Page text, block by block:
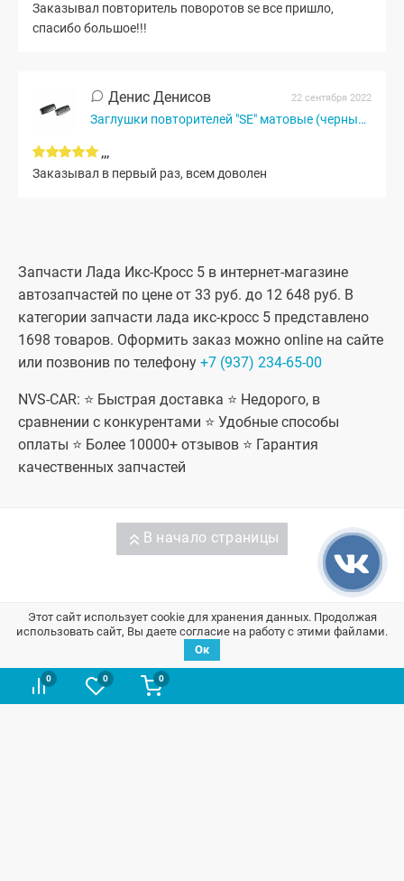
0 0 0
Заказывал повторитель поворотов se все пришло,
спасибо большое!!!
Денис Денисов 22 сентября 2022
Заглушки повторителей "SE" матовые (черный мат)
,,,
Заказывал в первый раз, всем доволен
Запчасти Лада Икс-Кросс 5 в интернет-магазине
автозапчастей по цене от 33 руб. до 12 648 руб. В
категории запчасти лада икс-кросс 5 представлено
1698 товаров. Оформить заказ можно online на сайте
или позвонив по телефону +7 (937) 234-65-00
NVS-CAR: ⭐ Быстрая доставка ⭐ Недорого, в
сравнении с конкурентами ⭐ Удобные способы
оплаты ⭐ Более 10000+ отзывов ⭐ Гарантия
качественных запчастей
В начало страницы
Запчасти на ВАЗ / Лада
Информация
Этот сайт использует cookie для хранения данных. Продолжая
использовать сайт, Вы даете согласие на работу с этими файлами.
Ок